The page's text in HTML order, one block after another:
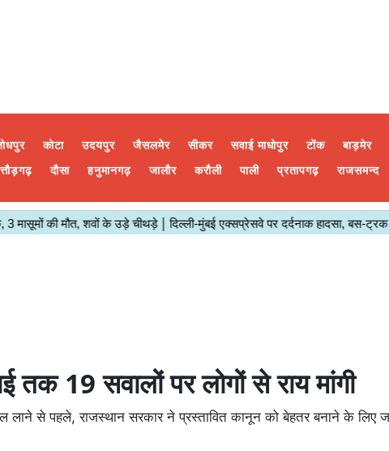
कोटा उदयपुर जैसलमेर सीकर सवाई माधोपुर टोंक बाड़मेर
दौसा हनुमानगढ़ जालौर करौली पाली प्रतापगढ़ राजसमन्द
19 सवालों पर लोगों से राय मांगी
लाने से पहले, राजस्थान सरकार ने प्रस्तावित कानून को बेहतर बनाने के लिए